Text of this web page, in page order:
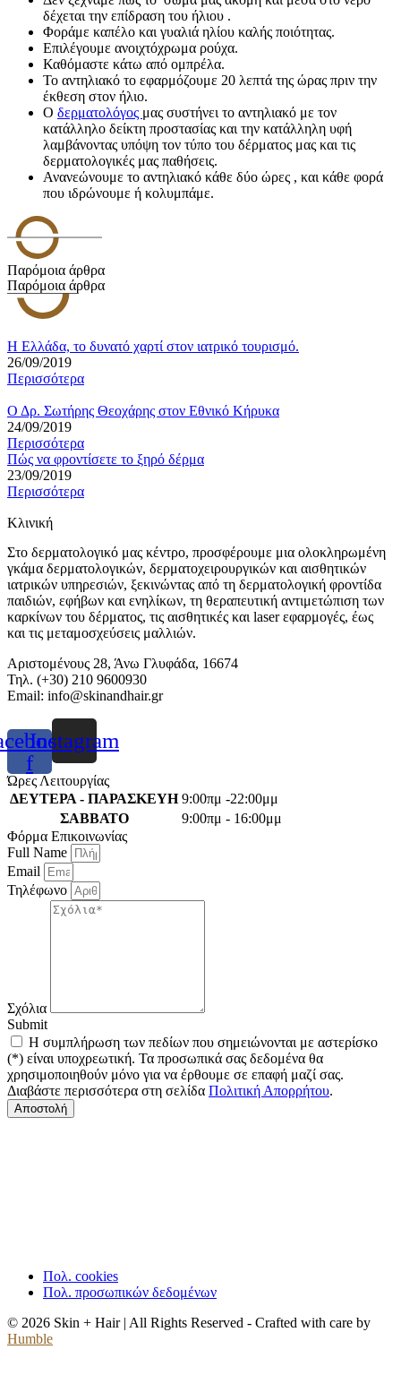
δέχεται την επίδραση του ήλιου .
Φοράμε καπέλο και γυαλιά ηλίου καλής ποιότητας.
Επιλέγουμε ανοιχτόχρωμα ρούχα.
Καθόμαστε κάτω από ομπρέλα.
Το αντηλιακό το εφαρμόζουμε 20 λεπτά της ώρας πριν την
έκθεση στον ήλιο.
Ο δερματολόγος μας συστήνει το αντηλιακό με τον
κατάλληλο δείκτη προστασίας και την κατάλληλη υφή
λαμβάνοντας υπόψη τον τύπο του δέρματος μας και τις
δερματολογικές μας παθήσεις.
Ανανεώνουμε το αντηλιακό κάθε δύο ώρες , και κάθε φορά
που ιδρώνουμε ή κολυμπάμε.
Παρόμοια άρθρα
Παρόμοια άρθρα
Η Ελλάδα, το δυνατό χαρτί στον ιατρικό τουρισμό.
26/09/2019
Περισσότερα
Ο Δρ. Σωτήρης Θεοχάρης στον Εθνικό Κήρυκα
24/09/2019
Περισσότερα
Πώς να φροντίσετε το ξηρό δέρμα
23/09/2019
Περισσότερα
Κλινική
Στο δερματολογικό μας κέντρο, προσφέρουμε μια ολοκληρωμένη
γκάμα δερματολογικών, δερματοχειρουργικών και αισθητικών
ιατρικών υπηρεσιών, ξεκινώντας από τη δερματολογική φροντίδα
παιδιών, εφήβων και ενηλίκων, τη θεραπευτική αντιμετώπιση των
καρκίνων του δέρματος, τις αισθητικές και laser εφαρμογές, έως
και τις μεταμοσχεύσεις μαλλιών.
Αριστομένους 28, Άνω Γλυφάδα, 16674
Τηλ. (+30) 210 9600930
Email: info@skinandhair.gr
f
Instagram
Ώρες Λειτουργίας
ΔΕΥΤΕΡΑ - ΠΑΡΑΣΚΕΥΗ 9:00πμ -22:00μμ
ΣΑΒΒΑΤΟ
9:00πμ - 16:00μμ
Φόρμα Επικοινωνίας
Full Name
Email
Τηλέφωνο
Σχόλια
Submit
Η συμπλήρωση των πεδίων που σημειώνονται με αστερίσκο
(*) είναι υποχρεωτική. Τα προσωπικά σας δεδομένα θα
χρησιμοποιηθούν μόνο για να έρθουμε σε επαφή μαζί σας.
Διαβάστε περισσότερα στη σελίδα Πολιτική Απορρήτου.
Αποστολή
Πολ. cookies
Πολ. προσωπικών δεδομένων
© 2026 Skin + Hair | All Rights Reserved - Crafted with care by
Humble